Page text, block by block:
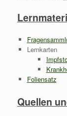
Lernkarten
Foliensatz
Quellen